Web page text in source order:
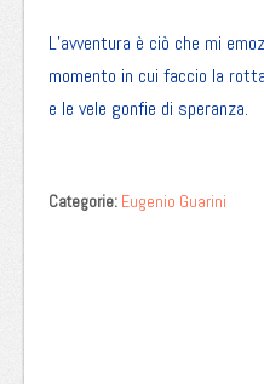
L’avventura è ciò che mi
momento in cui faccio la
e le vele gonfie di speranza.
Categorie: Eugenio Guarini